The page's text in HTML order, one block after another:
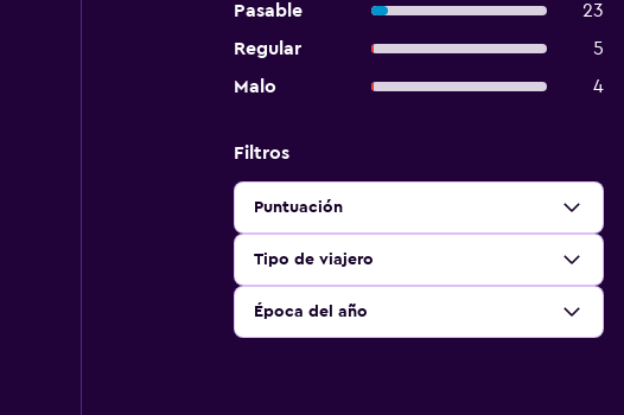
Pasable
23
Regular
5
Malo
4
Filtros
Puntuación
Tipo de viajero
Época del año